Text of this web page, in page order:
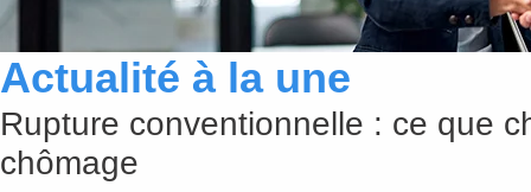
Actualité à la une
Rupture conventionnelle : ce que
chômage